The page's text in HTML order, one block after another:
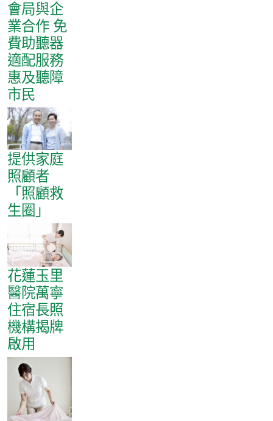
會局與企
業合作 免
費助聽器
適配服務
惠及聽障
市民
提供家庭
照顧者
「照顧救
生圈」
花蓮玉里
醫院萬寧
住宿長照
機構揭牌
啟用